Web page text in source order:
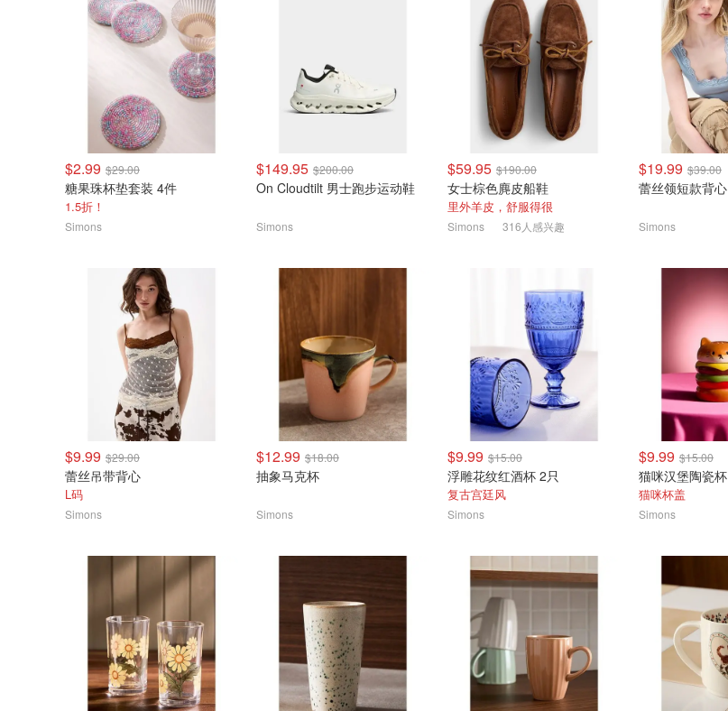
$2.99 $29.00
糖果珠杯垫套装 4件
1.5折！
Simons
$149.95 $200.00
On Cloudtilt 男士跑步运动鞋
Simons
$59.95 $190.00
女士棕色麂皮船鞋
里外羊皮，舒服得很
Simons 316人感兴趣
$19.99 $39.00
蕾丝领短款背心
Simons
$9.99 $29.00
蕾丝吊带背心
L码
Simons
$12.99 $18.00
抽象马克杯
Simons
$9.99 $15.00
浮雕花纹红酒杯 2只
复古宫廷风
Simons
$9.99 $15.00
猫咪汉堡陶瓷杯
猫咪杯盖
Simons